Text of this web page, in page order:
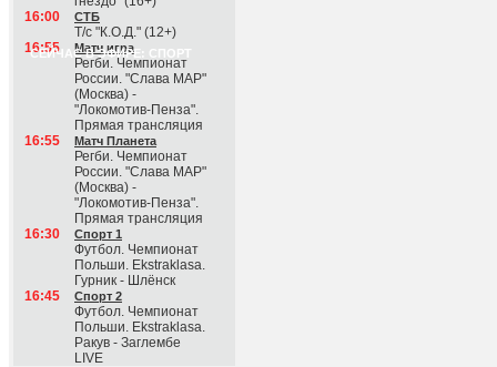
16:00
СТБ
Т/с "К.О.Д." (12+)
СЕЙЧАС В ЭФИРЕ: СПОРТ
16:55 Матч игра
Регби. Чемпионат
России. "Слава МАР"
(Москва) -
"Локомотив-Пенза".
Прямая трансляция
16:55
Матч Планета
Регби. Чемпионат
России. "Слава МАР"
(Москва) -
"Локомотив-Пенза".
Прямая трансляция
16:30
Спорт 1
Футбол. Чемпионат
Польши. Ekstraklasa.
Гурник - Шлёнск
16:45
Спорт 2
Футбол. Чемпионат
Польши. Ekstraklasa.
Ракув - Заглембе
LIVE